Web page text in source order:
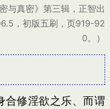
与真密》第三辑，正智出
，初版五刷，页919-92
0。）
合修淫欲之乐、而谓